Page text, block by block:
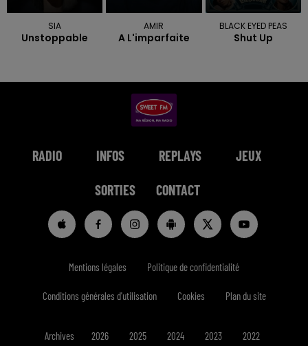
SIA
Unstoppable
AMIR
A L'imparfaite
BLACK EYED PEAS
Shut Up
RADIO INFOS REPLAYS JEUX
SORTIES CONTACT
Mentions légales Politique de confidentialité
Conditions générales d'utilisation Cookies Plan du site
Archives 2026 2025 2024 2023 2022